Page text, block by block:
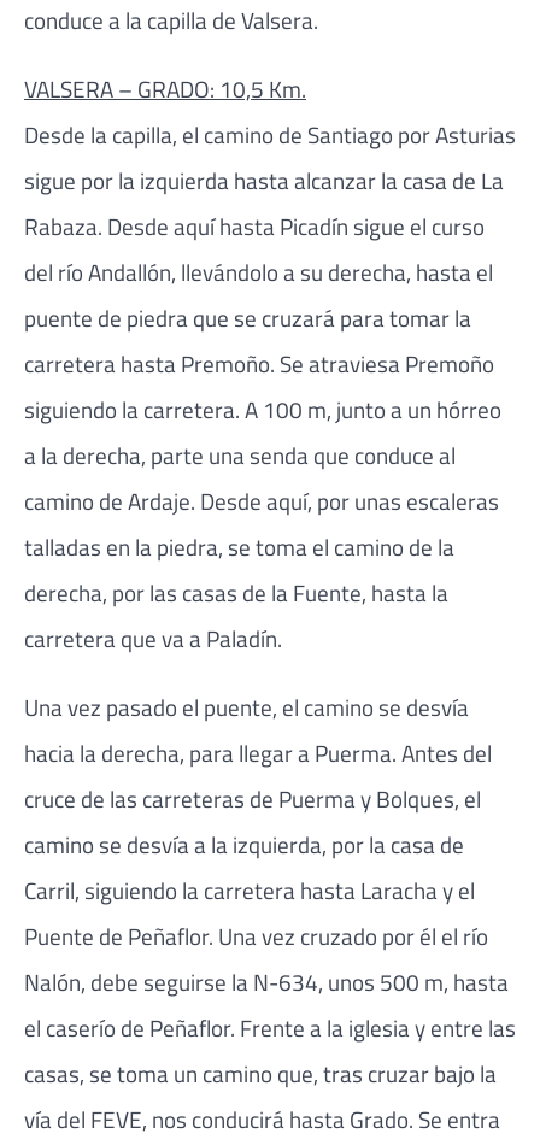
conduce a la capilla de Valsera.
VALSERA – GRADO: 10,5 Km.
Desde la capilla, el camino de Santiago por Asturias
sigue por la izquierda hasta alcanzar la casa de La
Rabaza. Desde aquí hasta Picadín sigue el curso
del río Andallón, llevándolo a su derecha, hasta el
puente de piedra que se cruzará para tomar la
carretera hasta Premoño. Se atraviesa Premoño
siguiendo la carretera. A 100 m, junto a un hórreo
a la derecha, parte una senda que conduce al
camino de Ardaje. Desde aquí, por unas escaleras
talladas en la piedra, se toma el camino de la
derecha, por las casas de la Fuente, hasta la
carretera que va a Paladín.
Una vez pasado el puente, el camino se desvía
hacia la derecha, para llegar a Puerma. Antes del
cruce de las carreteras de Puerma y Bolques, el
camino se desvía a la izquierda, por la casa de
Carril, siguiendo la carretera hasta Laracha y el
Puente de Peñaflor. Una vez cruzado por él el río
Nalón, debe seguirse la N-634, unos 500 m, hasta
el caserío de Peñaflor. Frente a la iglesia y entre las
casas, se toma un camino que, tras cruzar bajo la
vía del FEVE, nos conducirá hasta Grado. Se entra